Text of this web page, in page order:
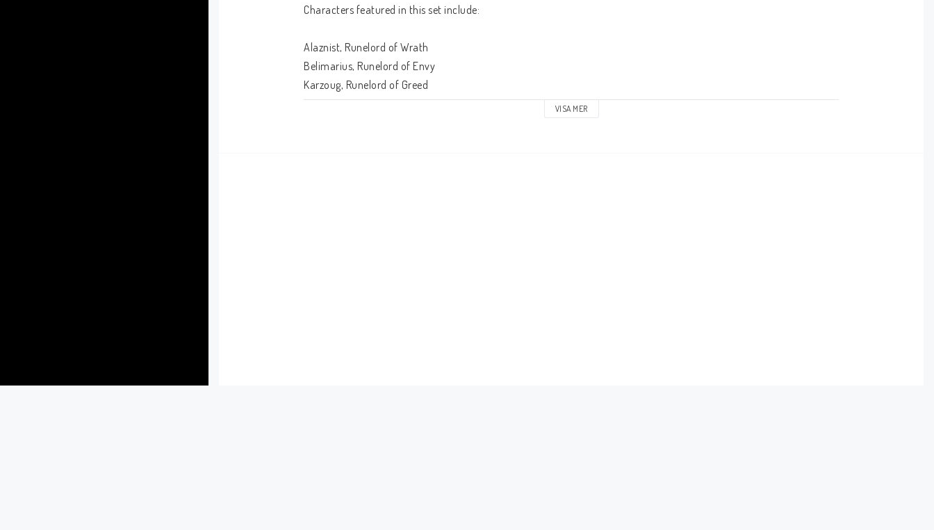
Characters featured in this set include:
Alaznist, Runelord of Wrath
Belimarius, Runelord of Envy
Karzoug, Runelord of Greed
Krune, Runelord of Sloth
VISA MER